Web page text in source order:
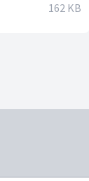
162 KB